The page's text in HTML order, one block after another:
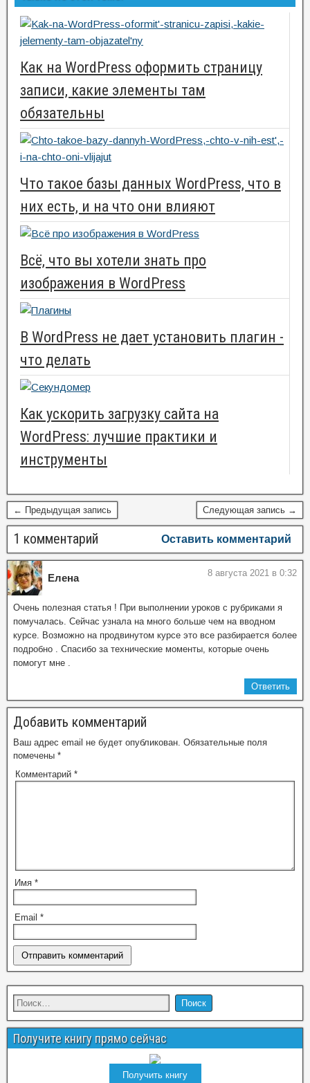
Как на WordPress оформить страницу
записи, какие элементы там
обязательны
Что такое базы данных WordPress, что в
них есть, и на что они влияют
Всё, что вы хотели знать про
изображения в WordPress
В WordPress не дает установить плагин -
что делать
Как ускорить загрузку сайта на
WordPress: лучшие практики и
инструменты
← Предыдущая запись Следующая запись →
1 комментарий Оставить комментарий
Елена 8 августа 2021 в 0:32
Очень полезная статья ! При выполнении уроков с рубриками я
помучалась. Сейчас узнала на много больше чем на вводном
курсе. Возможно на продвинутом курсе это все разбирается более
подробно . Спасибо за технические моменты, которые очень
помогут мне .
Ответить
Добавить комментарий
Ваш адрес email не будет опубликован. Обязательные поля
помечены *
Комментарий *
Имя *
Email *
Получите книгу прямо сейчас
Получить книгу